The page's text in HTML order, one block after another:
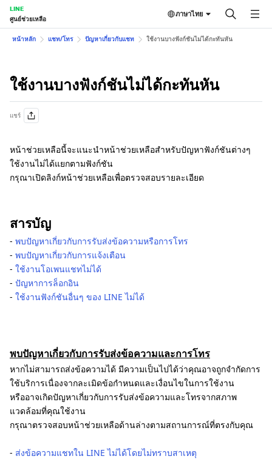
LINE
ศูนย์ช่วยเหลือ
ภาษาไทย
หน้าหลัก แชท/โทร ปัญหาเกี่ยวกับแชท ใช้งานบางฟังก์ชันไม่ได้กะทันหัน
ใช้งานบางฟังก์ชันไม่ได้กะทันหัน
แชร์
หน้าช่วยเหลือนี้จะแนะนำหน้าช่วยเหลือสำหรับปัญหาฟังก์ชันต่างๆ
ใช้งานไม่ได้แยกตามฟังก์ชัน
กรุณาเปิดลิงก์หน้าช่วยเหลือเพื่อตรวจสอบรายละเอียด
สารบัญ
- พบปัญหาเกี่ยวกับการรับส่งข้อความหรือการโทร
- พบปัญหาเกี่ยวกับการแจ้งเตือน
- ใช้งานโอเพนแชทไม่ได้
- ปัญหาการล็อกอิน
- ใช้งานฟังก์ชันอื่นๆ ของ LINE ไม่ได้
พบปัญหาเกี่ยวกับการรับส่งข้อความและการโทร
หากไม่สามารถส่งข้อความได้ มีความเป็นไปได้ว่าคุณอาจถูกจำกัดการ
ใช้บริการเนื่องจากละเมิดข้อกำหนดและเงื่อนไขในการใช้งาน
หรืออาจเกิดปัญหาเกี่ยวกับการรับส่งข้อความและโทรจากสภาพ
แวดล้อมที่คุณใช้งาน
กรุณาตรวจสอบหน้าช่วยเหลือด้านล่างตามสถานการณ์ที่ตรงกับคุณ
- ส่งข้อความแชทใน LINE ไม่ได้โดยไม่ทราบสาเหตุ